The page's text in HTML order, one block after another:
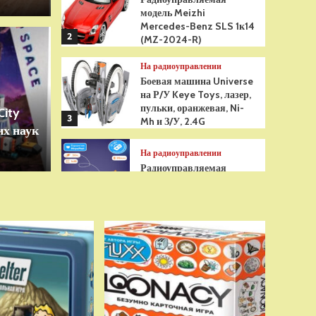
Гуджитсу
Паук Водная
наук
2
модель Meizhi
Mercedes-Benz SLS 1к14
(MZ-2024-R)
3
На радиоуправлении
Боевая машина Universe
на Р/У Keye Toys, лазер,
пульки, оранжевая, Ni-
Mh и З/У, 2.4G
На радиоуправлении
Радиоуправляемая
На радиоуправлении
Р/У танк Taigen 1/16
Panzerkampfwagen III
(Германия) HC (для ИК
танкового боя) V3 2.4G
RTR, TG3848-1HC-IR3.0